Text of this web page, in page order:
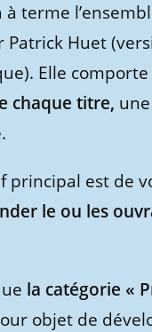
terme
Patrick Huet
Elle comporte
chaque titre,
principal est de
le ou les
la catégorie «
objet de